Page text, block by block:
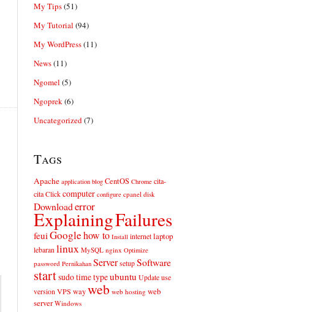
My Tips(51)
My Tutorial (94)
My WordPress(11)
News(11)
Ngomel (5)
Ngoprek(6)
Uncategorized(7)
Tags
Apache application blog CentOS Chrome cita-
cita Click computer configure cpanel disk
Downloaderror
ExplainingFailures
feuiGooglehow to Install internet laptop
lebaran linux MySQL nginx Optimize
password Pernikahan Server setup Software
startsudotimetypeubuntu Update use
version VPS way web web hosting web
server Windows